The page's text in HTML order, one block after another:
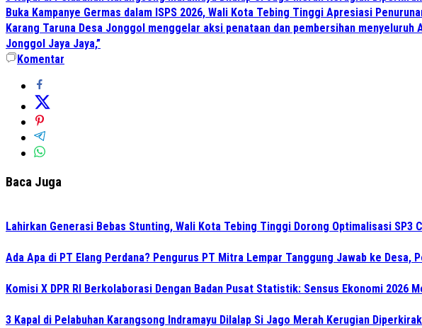
Buka Kampanye Germas dalam ISPS 2026, Wali Kota Tebing Tinggi Apresiasi
Karang Taruna Desa Jonggol menggelar aksi penataan dan pembersihan
Jonggol Jaya Jaya,”
Komentar
Baca Juga
Lahirkan Generasi Bebas Stunting, Wali Kota Tebing Tinggi Dorong Optimalisasi SP3
Ada Apa di PT Elang Perdana? Pengurus PT Mitra Lempar Tanggung Jawab ke Desa,
Komisi X DPR RI Berkolaborasi Dengan Badan Pusat Statistik: Sensus Ekonomi 2026
3 Kapal di Pelabuhan Karangsong Indramayu Dilalap Si Jago Merah Kerugian